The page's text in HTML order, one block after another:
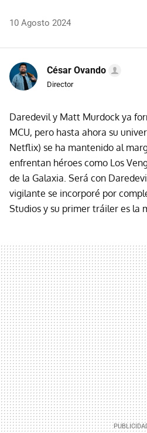
10 Agosto 2024
César Ovando
Director
Daredevil y Matt Murdock ya
MCU, pero hasta ahora su
Netflix) se ha mantenido al
enfrentan héroes como Los
de la Galaxia. Será con
vigilante se incorporé por
Studios y su primer tráiler es la